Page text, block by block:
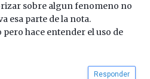
sobre algun fenomeno no
esa parte de la nota.
hace entender el uso de
Responder